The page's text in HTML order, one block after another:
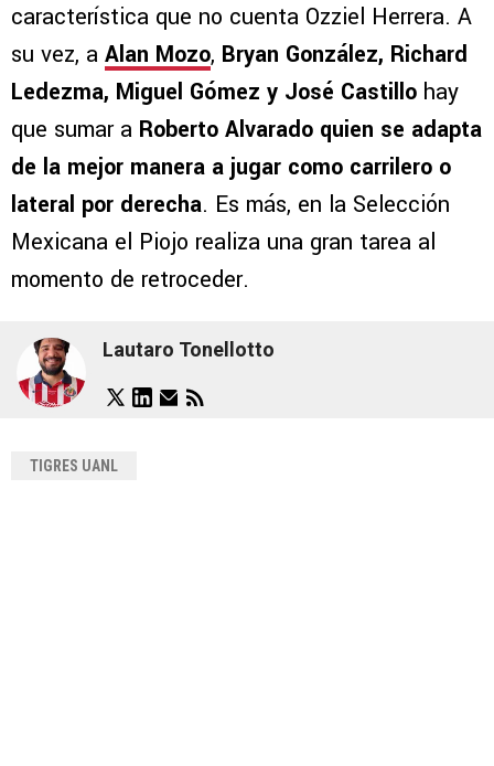
característica que no cuenta Ozziel Herrera. A
su vez, a Alan Mozo, Bryan González, Richard
Ledezma, Miguel Gómez y José Castillo hay
que sumar a Roberto Alvarado quien se adapta
de la mejor manera a jugar como carrilero o
lateral por derecha. Es más, en la Selección
Mexicana el Piojo realiza una gran tarea al
momento de retroceder.
Lautaro Tonellotto
TIGRES UANL